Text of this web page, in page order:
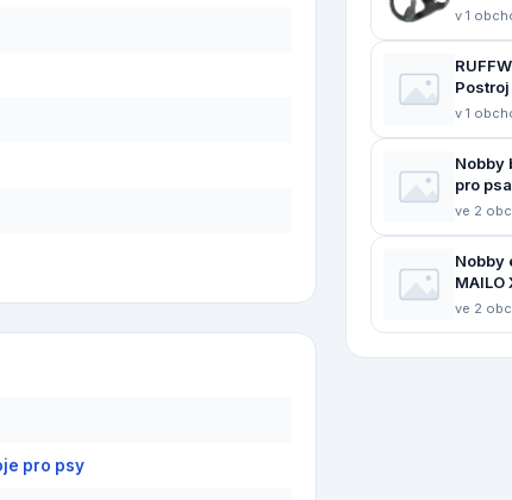
pro psy
v 1
v 1
Nobby
pro
ve 2
Nobby
MAILO
ve 2